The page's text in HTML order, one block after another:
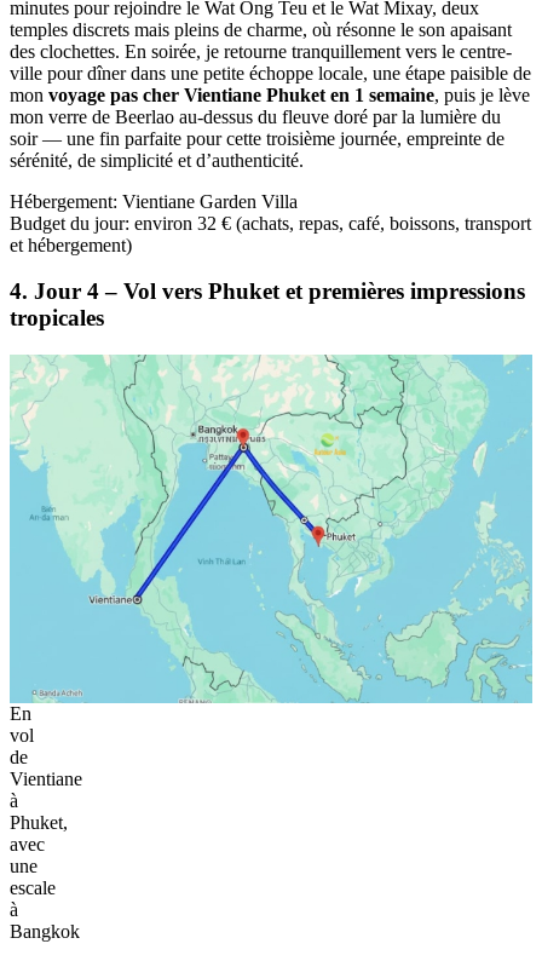
minutes pour rejoindre le Wat Ong Teu et le Wat Mixay, deux
temples discrets mais pleins de charme, où résonne le son apaisant
des clochettes. En soirée, je retourne tranquillement vers le centre-
ville pour dîner dans une petite échoppe locale, une étape paisible de
mon voyage pas cher Vientiane Phuket en 1 semaine, puis je lève
mon verre de Beerlao au-dessus du fleuve doré par la lumière du
soir — une fin parfaite pour cette troisième journée, empreinte de
sérénité, de simplicité et d’authenticité.
Hébergement: Vientiane Garden Villa
Budget du jour: environ 32 € (achats, repas, café, boissons, transport
et hébergement)
4. Jour 4 – Vol vers Phuket et premières impressions
tropicales
En
vol
de
Vientiane
à
Phuket,
avec
une
escale
à
Bangkok